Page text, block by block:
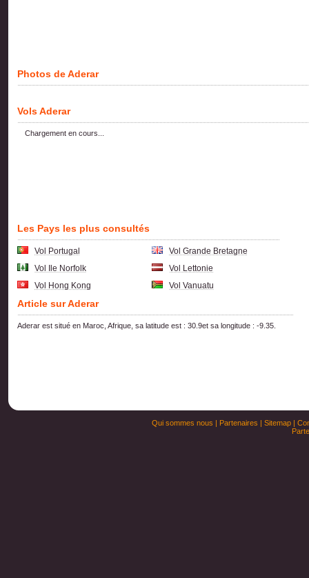
Photos de Aderar
Vols Aderar
Chargement en cours...
Les Pays les plus consultés
Vol Portugal
Vol Grande Bretagne
Vol Ile Norfolk
Vol Lettonie
Vol Hong Kong
Vol Vanuatu
Article sur Aderar
Aderar est situé en Maroc, Afrique, sa latitude est : 30.9et sa longitude : -9.35.
Qui sommes nous | Partenaires | Sitemap|